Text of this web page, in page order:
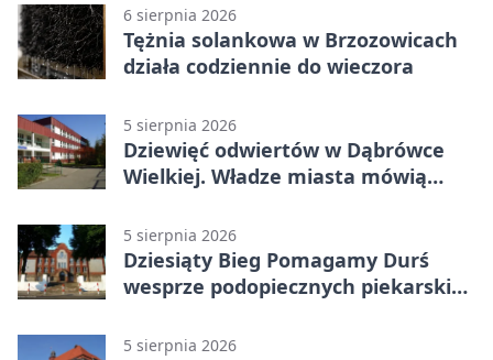
6 sierpnia 2026
Tężnia solankowa w Brzozowicach
działa codziennie do wieczora
5 sierpnia 2026
Dziewięć odwiertów w Dąbrówce
Wielkiej. Władze miasta mówią
5 sierpnia 2026
Dziesiąty Bieg Pomagamy Durś
wesprze podopiecznych piekarskich
5 sierpnia 2026